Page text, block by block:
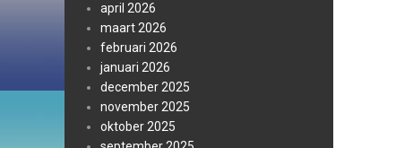
april 2026
maart 2026
februari 2026
januari 2026
december 2025
november 2025
oktober 2025